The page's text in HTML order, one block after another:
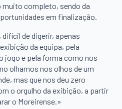
completo, sendo da
em finalização.
difícil de digerir, apenas
da equipa, pela
jogo e pela forma como nos
olhamos nos olhos de um
mas que nos deu zero
o orgulho da exibição, a partir
o Moreirense.»